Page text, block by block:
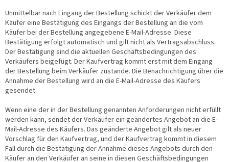
Unmittelbar nach Eingang der Bestellung schickt der Verkäufer dem
Käufer eine Bestätigung des Eingangs der Bestellung an die vom
Käufer bei der Bestellung angegebene E-Mail-Adresse. Diese
Bestätigung erfolgt automatisch und gilt nicht als Vertragsabschluss.
Der Bestätigung sind die aktuellen Geschäftsbedingungen des
Verkäufers beigefügt. Der Kaufvertrag kommt erst mit dem Eingang
der Bestellung beim Verkäufer zustande. Die Benachrichtigung über die
Annahme der Bestellung wird an die E-Mail-Adresse des Käufers
gesendet.
Wenn eine der in der Bestellung genannten Anforderungen nicht erfüllt
werden kann, sendet der Verkäufer ein geändertes Angebot an die E-
Mail-Adresse des Käufers. Das geänderte Angebot gilt als neuer
Vorschlag für den Kaufvertrag, und der Kaufvertrag kommt in diesem
Fall durch die Bestätigung der Annahme dieses Angebots durch den
Käufer an den Verkäufer an seine in diesen Geschäftsbedingungen